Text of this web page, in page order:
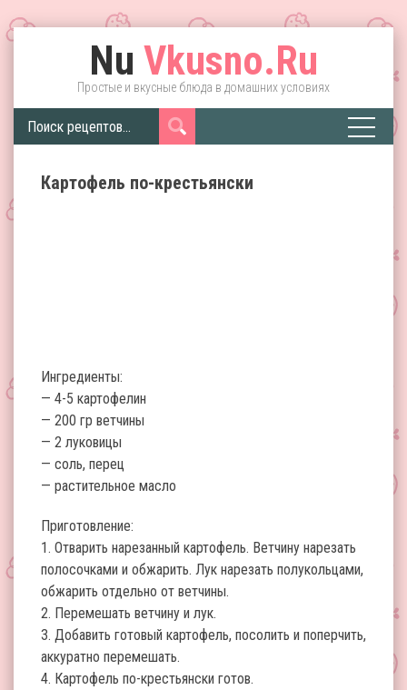
Nu Vkusno.Ru
Простые и вкусные блюда в домашних условиях
Картофель по-крестьянски
Ингредиенты:
— 4-5 картофелин
— 200 гр ветчины
— 2 луковицы
— соль, перец
— растительное масло
Приготовление:
1. Отварить нарезанный картофель. Ветчину нарезать
полосочками и обжарить. Лук нарезать полукольцами,
обжарить отдельно от ветчины.
2. Перемешать ветчину и лук.
3. Добавить готовый картофель, посолить и поперчить,
аккуратно перемешать.
4. Картофель по-крестьянски готов.